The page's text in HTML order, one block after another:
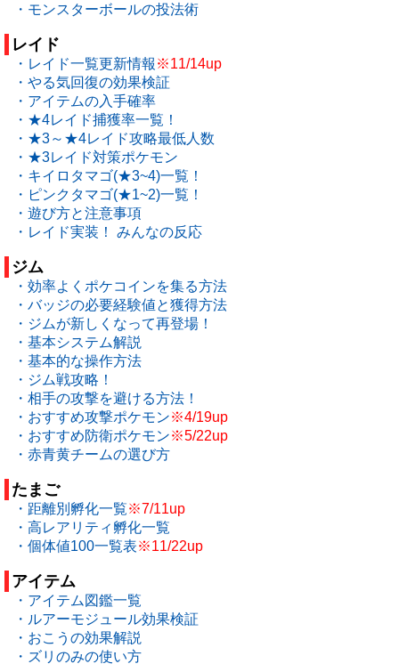
・モンスターボールの投法術
レイド
・レイド一覧更新情報 ※11/14up
・やる気回復の効果検証
・アイテムの入手確率
・★4レイド捕獲率一覧！
・★3～★4レイド攻略最低人数
・★3レイド対策ポケモン
・キイロタマゴ(★3~4)一覧！
・ピンクタマゴ(★1~2)一覧！
・遊び方と注意事項
・レイド実装！ みんなの反応
ジム
・効率よくポケコインを集る方法
・バッジの必要経験値と獲得方法
・ジムが新しくなって再登場！
・基本システム解説
・基本的な操作方法
・ジム戦攻略！
・相手の攻撃を避ける方法！
・おすすめ攻撃ポケモン※4/19up
・おすすめ防衛ポケモン※5/22up
・赤青黄チームの選び方
たまご
・距離別孵化一覧※7/11up
・高レアリティ孵化一覧
・個体値100一覧表※11/22up
アイテム
・アイテム図鑑一覧
・ルアーモジュール効果検証
・おこうの効果解説
・ズリのみの使い方